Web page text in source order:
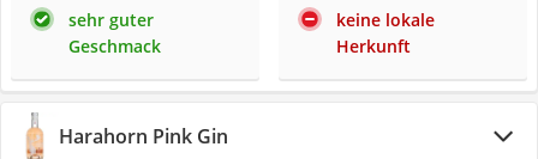
sehr guter
Geschmack
keine lokale
Herkunft
Harahorn Pink Gin